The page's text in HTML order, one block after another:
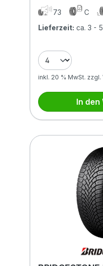
73 C
Lieferzeit: ca. 3 -
inkl. 20 % MwSt. zzgl.
In den